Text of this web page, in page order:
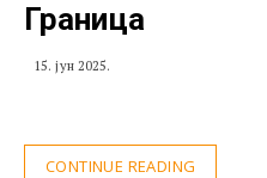
Граница
15. јун 2025.
CONTINUE READING